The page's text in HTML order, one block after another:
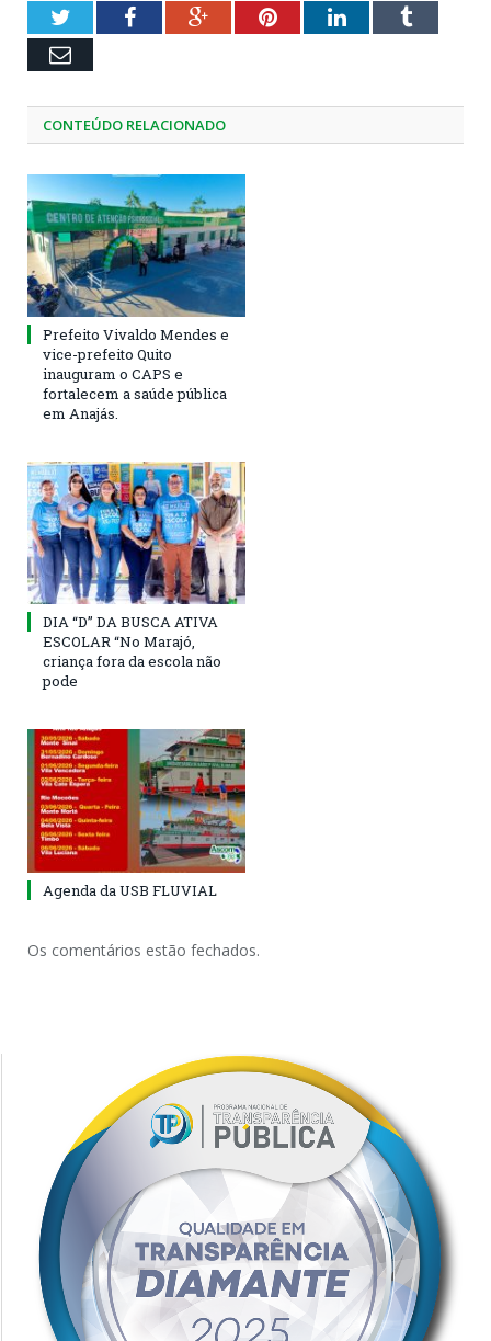
TwitterFacebookGoogle+PinterestLinkedInTumblr
Email
CONTEÚDO RELACIONADO
Prefeito Vivaldo Mendes e
vice-prefeito Quito
inauguram o CAPS e
fortalecem a saúde pública
em Anajás.
DIA “D” DA BUSCA ATIVA
ESCOLAR “No Marajó,
criança fora da escola não
pode
Agenda da USB FLUVIAL
Os comentários estão fechados.